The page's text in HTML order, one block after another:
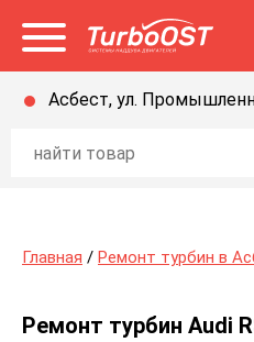
Открыть меню
Асбест, ул.
Главная / Ремонт турбин в
Ремонт турбин Audi